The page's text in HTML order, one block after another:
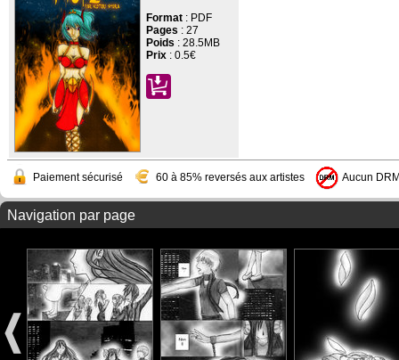
Format : PDF
Pages : 27
Poids : 28.5MB
Prix : 0.5€
Paiement sécurisé 60 à 85% reversés aux artistes Aucun
Navigation par page